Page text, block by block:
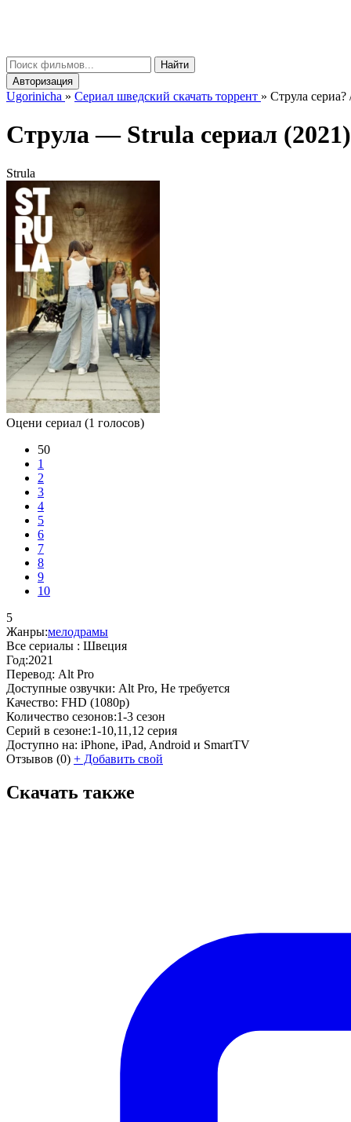
Найти
Авторизация
Ugorinicha » Сериал шведский скачать торрент » Струла сериа?
Струла — Strula сериал
Strula
Оцени сериал (1 голосов)
50
1
2
3
4
5
6
7
8
9
10
5
Жанры:мелодрамы
Все сериалы : Швеция
Год:2021
Перевод: Alt Pro
Доступные озвучки: Alt Pro, Не требуется
Качество: FHD (1080p)
Количество сезонов:1-3 сезон
Серий в сезоне:1-10,11,12 серия
Доступно на: iPhone, iPad, Android и SmartTV
Отзывов (0) + Добавить свой
Скачать также